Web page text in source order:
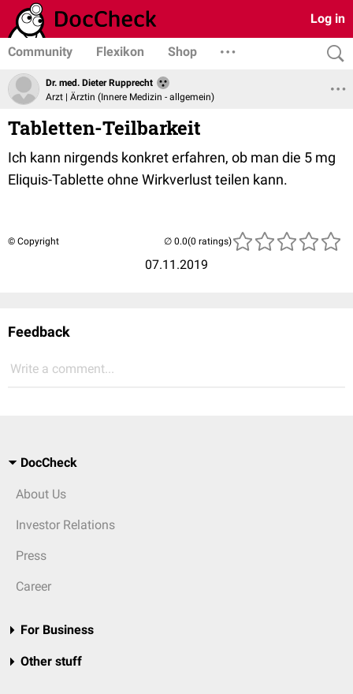
Log in
Community Flexikon Shop
Dr. med. Dieter Rupprecht
Arzt | Ärztin (Innere Medizin - allgemein)
Tabletten-Teilbarkeit
Ich kann nirgends konkret erfahren, ob man die 5 mg
Eliquis-Tablette ohne Wirkverlust teilen kann.
© Copyright
07.11.2019
(0 ratings)
Feedback
Write a comment...
DocCheck
About Us
Investor Relations
Press
Career
For Business
Other stuff